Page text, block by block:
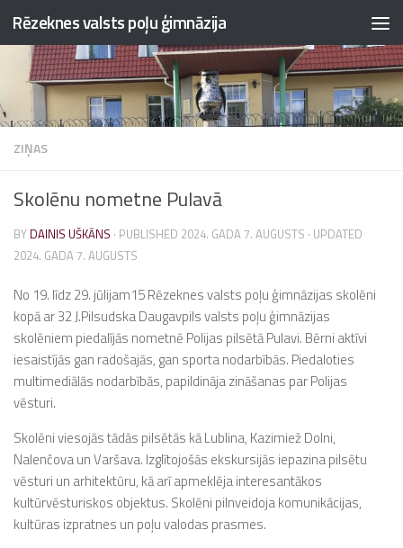
Skip to content
Rēzeknes valsts poļu ģimnāzija
ZIŅAS
Skolēnu nometne Pulavā
BY DAINIS UŠKĀNS · PUBLISHED 2024. GADA 7. AUGUSTS · UPDATED
2024. GADA 7. AUGUSTS
No 19. līdz 29. jūlijam15 Rēzeknes valsts poļu ģimnāzijas skolēni
kopā ar 32 J.Pilsudska Daugavpils valsts poļu ģimnāzijas
skolēniem piedalījās nometnē Polijas pilsētā Pulavi. Bērni aktīvi
iesaistījās gan radošajās, gan sporta nodarbībās. Piedaloties
multimediālās nodarbībās, papildināja zināšanas par Polijas
vēsturi.
Skolēni viesojās tādās pilsētās kā Lublina, Kazimiež Dolni,
Nalenčova un Varšava. Izglītojošās ekskursijās iepazina pilsētu
vēsturi un arhitektūru, kā arī apmeklēja interesantākos
kultūrvēsturiskos objektus. Skolēni pilnveidoja komunikācijas,
kultūras izpratnes un poļu valodas prasmes.